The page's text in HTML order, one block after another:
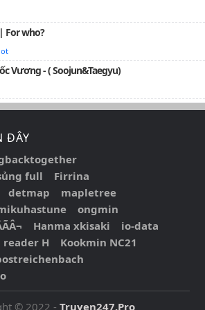
For who?
Vương - ( Soojun&Taegyu)
ĐÂY
full
Firrina
detmap
mapletree
ongmin
Hanma xkisaki
io-data
reader H
Kookmin NC21
© 2022 - Truyen247.Pro